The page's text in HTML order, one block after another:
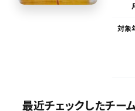
対象
最近チェックしたチー